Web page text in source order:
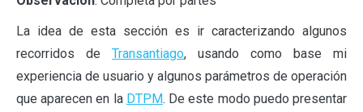
La idea de esta sección es ir caracterizando algunos
recorridos de Transantiago, usando como base mi
experiencia de usuario y algunos parámetros de operación
que aparecen en la DTPM. De este modo puedo presentar